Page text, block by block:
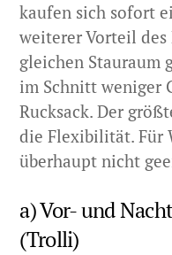
kaufen sich sofort
weiterer Vorteil des
gleichen Stauraum
im Schnitt weniger
Rucksack. Der
die Flexibilität. Für
überhaupt nicht
a) Vor- und
(Trolli)